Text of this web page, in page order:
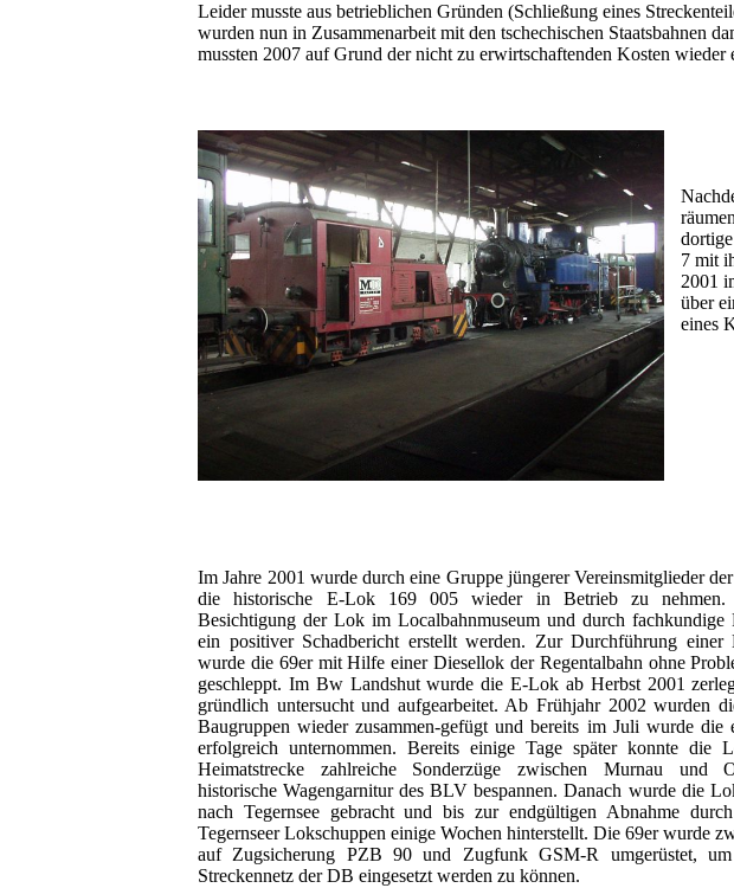
Leider musste aus betrieblichen Gründen (Schließung eines
wurden nun in Zusammenarbeit mit den tschechischen Staatsbahnen
mussten 2007 auf Grund der nicht zu erwirtschaftenden Kosten wieder
7 mit
2001
über
eines
Im Jahre 2001 wurde durch eine Gruppe jüngerer Vereinsmitglieder
die historische E-Lok 169 005 wieder in Betrieb zu nehmen.
Besichtigung der Lok im Localbahnmuseum und durch fachkundige
ein positiver Schadbericht erstellt werden. Zur Durchführung einer
wurde die 69er mit Hilfe einer Diesellok der Regentalbahn ohne
geschleppt. Im Bw Landshut wurde die E-Lok ab Herbst 2001
gründlich untersucht und aufgearbeitet. Ab Frühjahr 2002 wurden
Baugruppen wieder zusammen-gefügt und bereits im Juli wurde die
erfolgreich unternommen. Bereits einige Tage später konnte die
Heimatstrecke zahlreiche Sonderzüge zwischen Murnau und
historische Wagengarnitur des BLV bespannen. Danach wurde die
nach Tegernsee gebracht und bis zur endgültigen Abnahme
Tegernseer Lokschuppen einige Wochen hinterstellt. Die 69er wurde
auf Zugsicherung PZB 90 und Zugfunk GSM-R umgerüstet,
Streckennetz der DB eingesetzt werden zu können.